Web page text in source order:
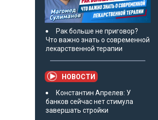
Рак больше не приговор?
Что важно знать о современной
лекарственной терапии
НОВОСТИ
Константин Апрелев: У
банков сейчас нет стимула
завершать стройки